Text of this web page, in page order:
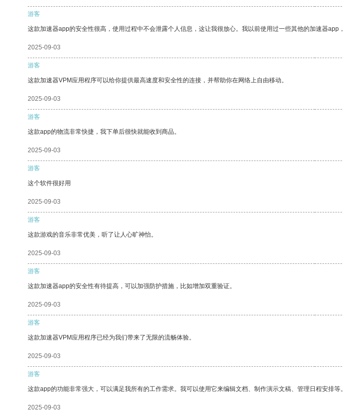
游客
这款加速器app的安全性很高，使用过程中不会泄露个人信息，这让我很放心。我以前使用过一些其他的加速器app
2025-09-03
游客
这款加速器VPM应用程序可以给你提供最高速度和安全性的连接，并帮助你在网络上自由移动。
2025-09-03
游客
这款app的物流非常快捷，我下单后很快就能收到商品。
2025-09-03
游客
这个软件很好用
2025-09-03
游客
这款游戏的音乐非常优美，听了让人心旷神怡。
2025-09-03
游客
这款加速器app的安全性有待提高，可以加强防护措施，比如增加双重验证。
2025-09-03
游客
这款加速器VPM应用程序已经为我们带来了无限的流畅体验。
2025-09-03
游客
这款app的功能非常强大，可以满足我所有的工作需求。我可以使用它来编辑文档、制作演示文稿、管理日程安排等。
2025-09-03